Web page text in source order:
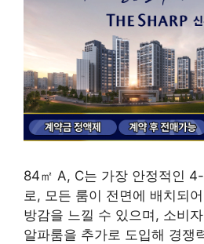
84㎡ A, C는 가장 안정적인
로, 모든 룸이 전면에 배치되
방감을 느낄 수 있으며, 소비
알파룸을 추가로 도입해 경쟁